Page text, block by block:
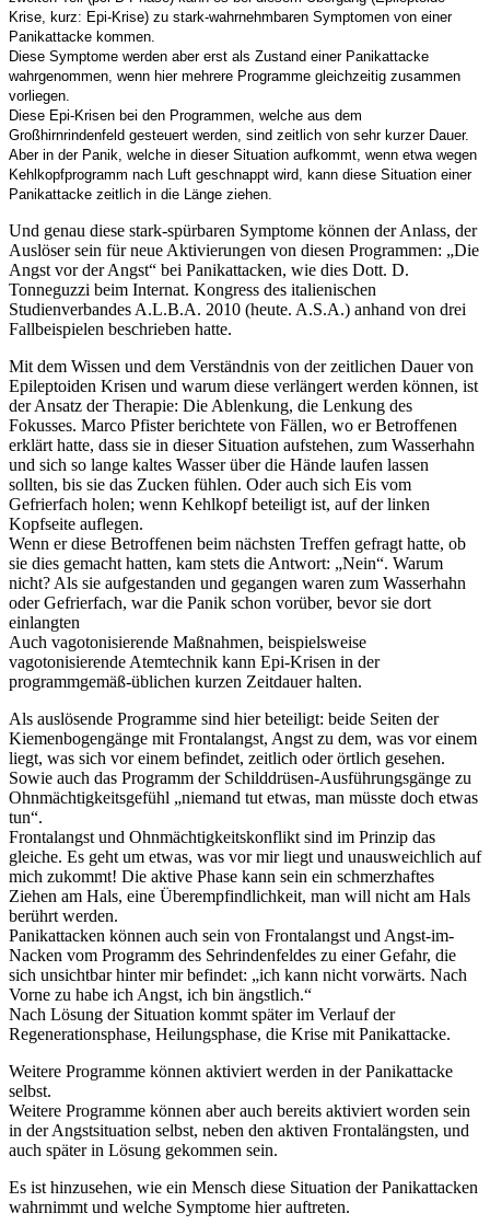
Krise, kurz: Epi-Krise) zu stark-wahrnehmbaren Symptomen von einer
Panikattacke kommen.
Diese Symptome werden aber erst als Zustand einer Panikattacke
wahrgenommen, wenn hier mehrere Programme gleichzeitig zusammen
vorliegen.
Diese Epi-Krisen bei den Programmen, welche aus dem
Großhirnrindenfeld gesteuert werden, sind zeitlich von sehr kurzer Dauer.
Aber in der Panik, welche in dieser Situation aufkommt, wenn etwa wegen
Kehlkopfprogramm nach Luft geschnappt wird, kann diese Situation einer
Panikattacke zeitlich in die Länge ziehen.
Und genau diese stark-spürbaren Symptome können der Anlass, der
Auslöser sein für neue Aktivierungen von diesen Programmen: „Die
Angst vor der Angst“ bei Panikattacken, wie dies Dott. D.
Tonneguzzi beim Internat. Kongress des italienischen
Studienverbandes A.L.B.A. 2010 (heute. A.S.A.) anhand von drei
Fallbeispielen beschrieben hatte.
Mit dem Wissen und dem Verständnis von der zeitlichen Dauer von
Epileptoiden Krisen und warum diese verlängert werden können, ist
der Ansatz der Therapie: Die Ablenkung, die Lenkung des
Fokusses. Marco Pfister berichtete von Fällen, wo er Betroffenen
erklärt hatte, dass sie in dieser Situation aufstehen, zum Wasserhahn
und sich so lange kaltes Wasser über die Hände laufen lassen
sollten, bis sie das Zucken fühlen. Oder auch sich Eis vom
Gefrierfach holen; wenn Kehlkopf beteiligt ist, auf der linken
Kopfseite auflegen.
Wenn er diese Betroffenen beim nächsten Treffen gefragt hatte, ob
sie dies gemacht hatten, kam stets die Antwort: „Nein“. Warum
nicht? Als sie aufgestanden und gegangen waren zum Wasserhahn
oder Gefrierfach, war die Panik schon vorüber, bevor sie dort
einlangten
Auch vagotonisierende Maßnahmen, beispielsweise
vagotonisierende Atemtechnik kann Epi-Krisen in der
programmgemäß-üblichen kurzen Zeitdauer halten.
Als auslösende Programme sind hier beteiligt: beide Seiten der
Kiemenbogengänge mit Frontalangst, Angst zu dem, was vor einem
liegt, was sich vor einem befindet, zeitlich oder örtlich gesehen.
Sowie auch das Programm der Schilddrüsen-Ausführungsgänge zu
Ohnmächtigkeitsgefühl „niemand tut etwas, man müsste doch etwas
tun“.
Frontalangst und Ohnmächtigkeitskonflikt sind im Prinzip das
gleiche. Es geht um etwas, was vor mir liegt und unausweichlich auf
mich zukommt! Die aktive Phase kann sein ein schmerzhaftes
Ziehen am Hals, eine Überempfindlichkeit, man will nicht am Hals
berührt werden.
Panikattacken können auch sein von Frontalangst und Angst-im-
Nacken vom Programm des Sehrindenfeldes zu einer Gefahr, die
sich unsichtbar hinter mir befindet: „ich kann nicht vorwärts. Nach
Vorne zu habe ich Angst, ich bin ängstlich.“
Nach Lösung der Situation kommt später im Verlauf der
Regenerationsphase, Heilungsphase, die Krise mit Panikattacke.
Weitere Programme können aktiviert werden in der Panikattacke
selbst.
Weitere Programme können aber auch bereits aktiviert worden sein
in der Angstsituation selbst, neben den aktiven Frontalängsten, und
auch später in Lösung gekommen sein.
Es ist hinzusehen, wie ein Mensch diese Situation der Panikattacken
wahrnimmt und welche Symptome hier auftreten.